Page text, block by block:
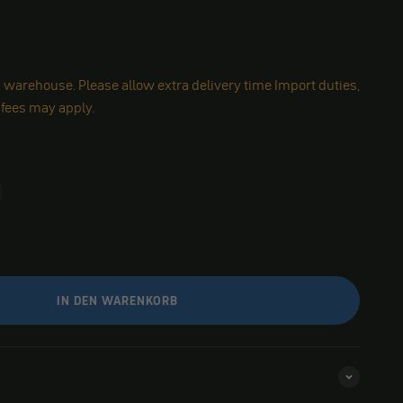
warehouse. Please allow extra delivery time Import duties,
may apply.
IN DEN WARENKORB